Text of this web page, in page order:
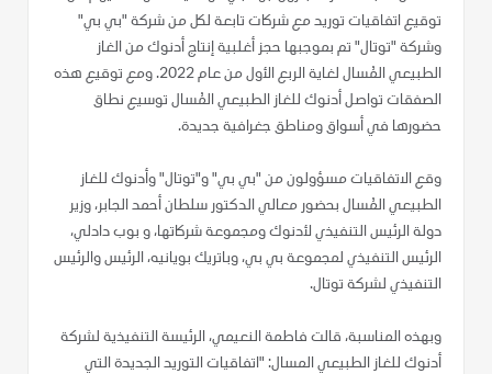
توقيع اتفاقيات توريد مع شركات تابعة لكل من شركة "بي بي"
وشركة "توتال" تم بموجبها حجز أغلبية إنتاج أدنوك من الغاز
الطبيعي المُسال لغاية الربع الأول من عام 2022. ومع توقيع هذه
الصفقات تواصل أدنوك للغاز الطبيعي المُسال توسيع نطاق
حضورها في أسواق ومناطق جغرافية جديدة.
وقع الاتفاقيات مسؤولون من "بي بي" و"توتال" وأدنوك للغاز
الطبيعي المُسال بحضور معالي الدكتور سلطان أحمد الجابر، وزير
دولة الرئيس التنفيذي لأدنوك ومجموعة شركاتها، و بوب دادلي،
الرئيس التنفيذي لمجموعة بي بي، وباتريك بويانيه، الرئيس والرئيس
التنفيذي لشركة توتال.
وبهذه المناسبة، قالت فاطمة النعيمي، الرئيسة التنفيذية لشركة
أدنوك للغاز الطبيعي المسال: "اتفاقيات التوريد الجديدة التي